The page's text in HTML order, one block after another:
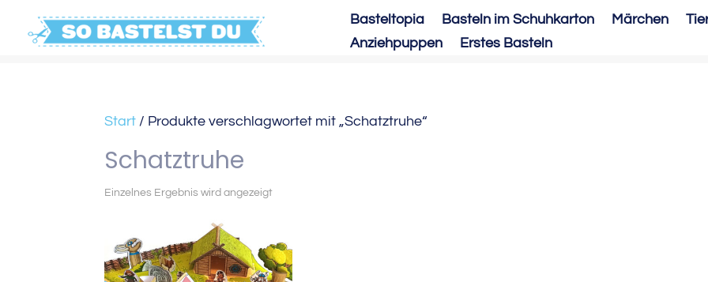
Basteltopia Basteln im Schuhkarton Märchen
Anziehpuppen
Erstes Basteln
Start / Produkte verschlagwortet mit „Schatztruhe“
Schatztruhe
Einzelnes Ergebnis wird angezeigt